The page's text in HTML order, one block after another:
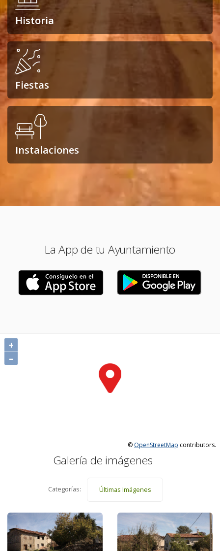
Historia
Fiestas
Instalaciones
La App de tu Ayuntamiento
+
–
© OpenStreetMap contributors.
Galería de imágenes
Categorías: Últimas Imágenes